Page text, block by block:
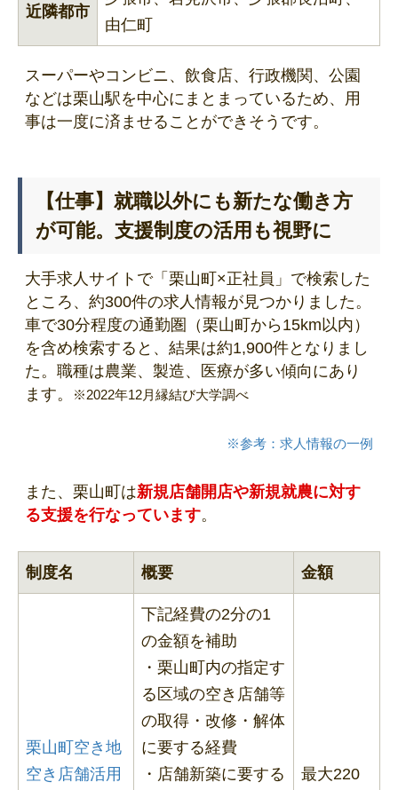
近隣都市
由仁町
スーパーやコンビニ、飲食店、行政機関、公園
などは栗山駅を中心にまとまっているため、用
事は一度に済ませることができそうです。
【仕事】就職以外にも新たな働き方
が可能。支援制度の活用も視野に
大手求人サイトで「栗山町×正社員」で検索した
ところ、約300件の求人情報が見つかりました。
車で30分程度の通勤圏（栗山町から15km以内）
を含め検索すると、結果は約1,900件となりまし
た。職種は農業、製造、医療が多い傾向にあり
ます。
※2022年12月縁結び大学調べ
※参考：求人情報の一例
また、栗山町は新規店舗開店や新規就農に対す
る支援を行なっています。
制度名 概要 金額
栗山町空き地
空き店舗活用
下記経費の2分の1
の金額を補助
・栗山町内の指定す
る区域の空き店舗等
の取得・改修・解体
に要する経費
・店舗新築に要する
最大220